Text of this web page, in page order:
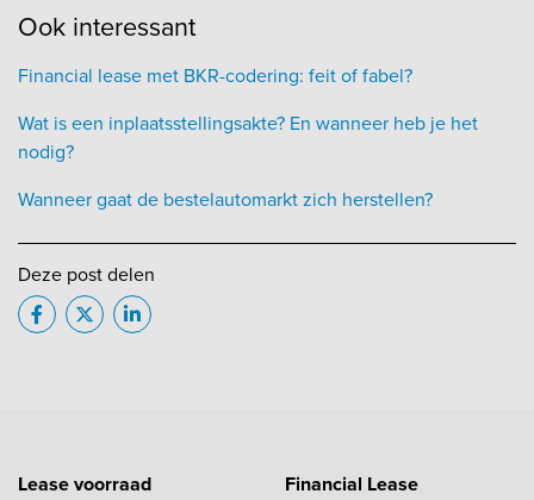
Ook interessant
Financial lease met BKR-codering: feit of fabel?
Wat is een inplaatsstellingsakte? En wanneer heb je het
nodig?
Wanneer gaat de bestelautomarkt zich herstellen?
Deze post delen
Lease voorraad Financial Lease